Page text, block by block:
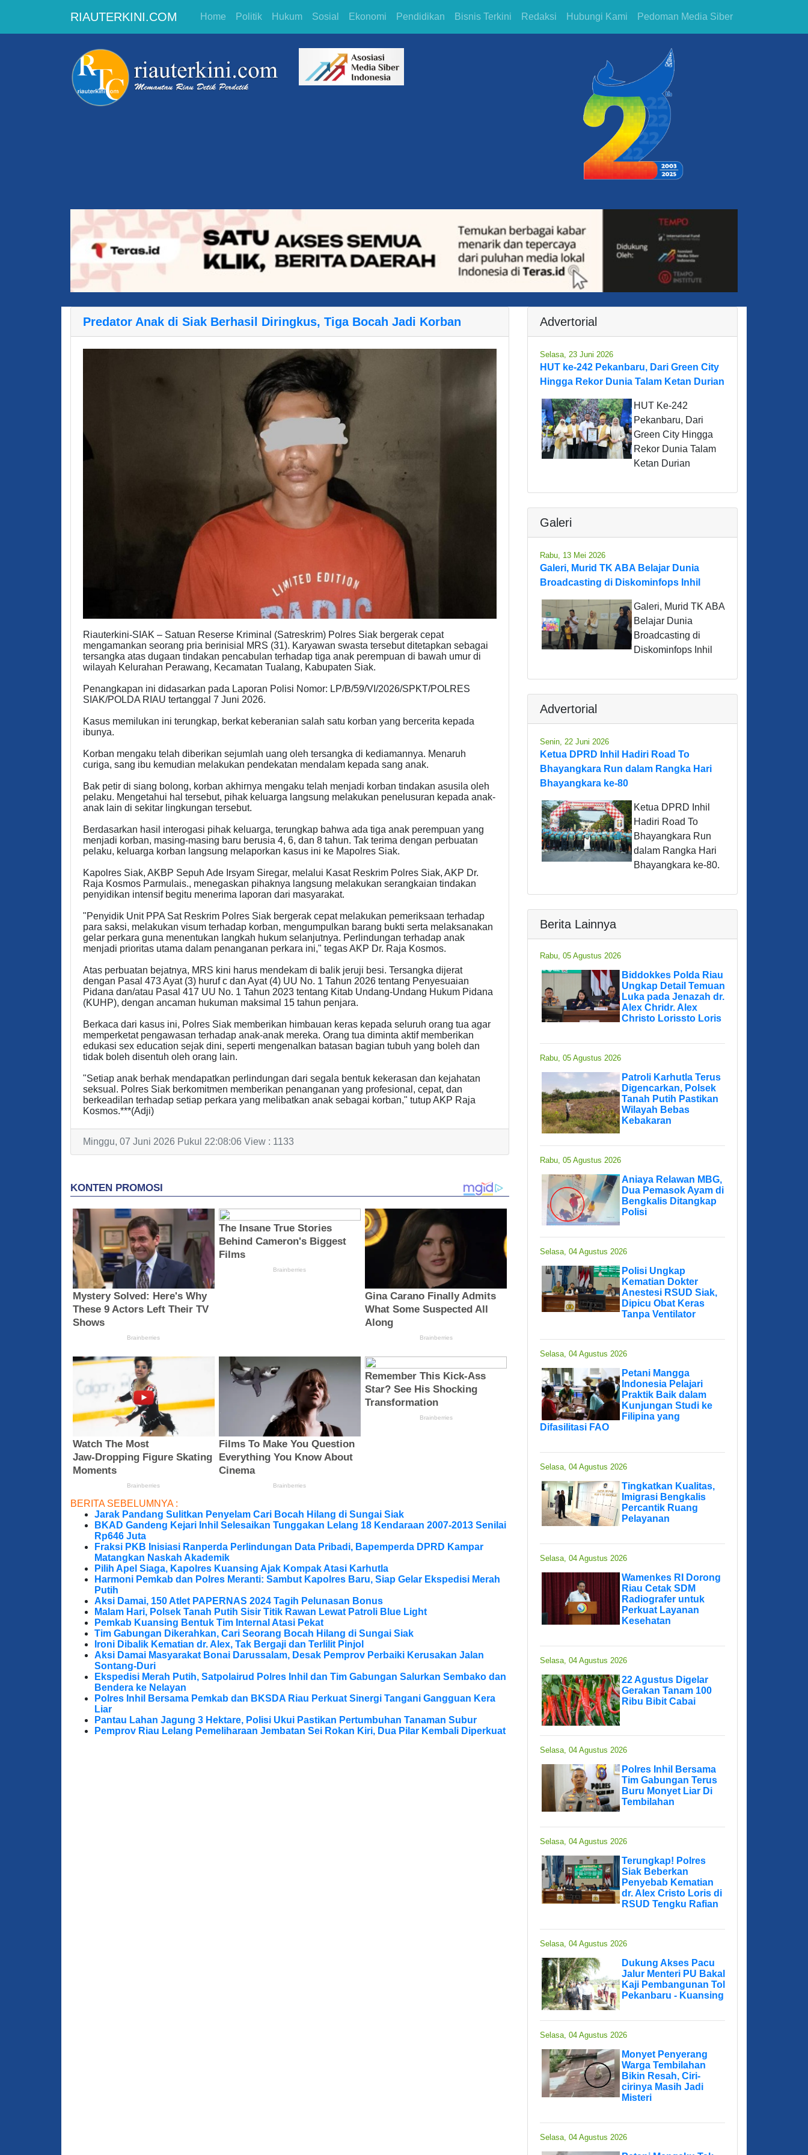
RIAUTERKINI.COM Home Politik Hukum Sosial Ekonomi Pendidikan Bisnis Terkini Redaksi Hubungi Kami Pedoman Media Siber
Predator Anak di Siak Berhasil Diringkus, Tiga Bocah Jadi Korban
Riauterkini-​SIAK – Satuan Reserse Kriminal (Satreskrim) Polres Siak bergerak cepat
mengamankan seorang pria berinisial MRS (31). Karyawan swasta tersebut ditetapkan sebagai
tersangka atas dugaan tindakan pencabulan terhadap tiga anak perempuan di bawah umur di
wilayah Kelurahan Perawang, Kecamatan Tualang, Kabupaten Siak.
​Penangkapan ini didasarkan pada Laporan Polisi Nomor: LP/B/59/VI/2026/SPKT/POLRES
SIAK/POLDA RIAU tertanggal 7 Juni 2026.
​Kasus memilukan ini terungkap, berkat keberanian salah satu korban yang bercerita kepada
ibunya.
Korban mengaku telah diberikan sejumlah uang oleh tersangka di kediamannya. Menaruh
curiga, sang ibu kemudian melakukan pendekatan mendalam kepada sang anak.
​Bak petir di siang bolong, korban akhirnya mengaku telah menjadi korban tindakan asusila oleh
pelaku. Mengetahui hal tersebut, pihak keluarga langsung melakukan penelusuran kepada anak-
anak lain di sekitar lingkungan tersebut.
Berdasarkan hasil interogasi pihak keluarga, terungkap bahwa ada tiga anak perempuan yang
menjadi korban, masing-masing baru berusia 4, 6, dan 8 tahun. Tak terima dengan perbuatan
pelaku, keluarga korban langsung melaporkan kasus ini ke Mapolres Siak.
​Kapolres Siak, AKBP Sepuh Ade Irsyam Siregar, melalui Kasat Reskrim Polres Siak, AKP Dr.
Raja Kosmos Parmulais., menegaskan pihaknya langsung melakukan serangkaian tindakan
penyidikan intensif begitu menerima laporan dari masyarakat.
​"Penyidik Unit PPA Sat Reskrim Polres Siak bergerak cepat melakukan pemeriksaan terhadap
para saksi, melakukan visum terhadap korban, mengumpulkan barang bukti serta melaksanakan
gelar perkara guna menentukan langkah hukum selanjutnya. Perlindungan terhadap anak
menjadi prioritas utama dalam penanganan perkara ini," tegas AKP Dr. Raja Kosmos.
​Atas perbuatan bejatnya, MRS kini harus mendekam di balik jeruji besi. Tersangka dijerat
dengan Pasal 473 Ayat (3) huruf c dan Ayat (4) UU No. 1 Tahun 2026 tentang Penyesuaian
Pidana dan/atau Pasal 417 UU No. 1 Tahun 2023 tentang Kitab Undang-Undang Hukum Pidana
(KUHP), dengan ancaman hukuman maksimal 15 tahun penjara.
​Berkaca dari kasus ini, Polres Siak memberikan himbauan keras kepada seluruh orang tua agar
memperketat pengawasan terhadap anak-anak mereka. Orang tua diminta aktif memberikan
edukasi sex education sejak dini, seperti mengenalkan batasan bagian tubuh yang boleh dan
tidak boleh disentuh oleh orang lain.
​"Setiap anak berhak mendapatkan perlindungan dari segala bentuk kekerasan dan kejahatan
seksual. Polres Siak berkomitmen memberikan penanganan yang profesional, cepat, dan
berkeadilan terhadap setiap perkara yang melibatkan anak sebagai korban," tutup AKP Raja
Kosmos.***(Adji)
Minggu, 07 Juni 2026 Pukul 22:08:06 View : 1133
BERITA SEBELUMNYA :
Jarak Pandang Sulitkan Penyelam Cari Bocah Hilang di Sungai Siak
BKAD Gandeng Kejari Inhil Selesaikan Tunggakan Lelang 18 Kendaraan 2007-2013 Senilai
Rp646 Juta
Fraksi PKB Inisiasi Ranperda Perlindungan Data Pribadi, Bapemperda DPRD Kampar
Matangkan Naskah Akademik
Pilih Apel Siaga, Kapolres Kuansing Ajak Kompak Atasi Karhutla
Harmoni Pemkab dan Polres Meranti: Sambut Kapolres Baru, Siap Gelar Ekspedisi Merah
Putih
Aksi Damai, 150 Atlet PAPERNAS 2024 Tagih Pelunasan Bonus
Malam Hari, Polsek Tanah Putih Sisir Titik Rawan Lewat Patroli Blue Light
Pemkab Kuansing Bentuk Tim Internal Atasi Pekat
Tim Gabungan Dikerahkan, Cari Seorang Bocah Hilang di Sungai Siak
Ironi Dibalik Kematian dr. Alex, Tak Bergaji dan Terlilit Pinjol
Aksi Damai Masyarakat Bonai Darussalam, Desak Pemprov Perbaiki Kerusakan Jalan
Sontang-Duri
Ekspedisi Merah Putih, Satpolairud Polres Inhil dan Tim Gabungan Salurkan Sembako dan
Bendera ke Nelayan
Polres Inhil Bersama Pemkab dan BKSDA Riau Perkuat Sinergi Tangani Gangguan Kera
Liar
Pantau Lahan Jagung 3 Hektare, Polisi Ukui Pastikan Pertumbuhan Tanaman Subur
Pemprov Riau Lelang Pemeliharaan Jembatan Sei Rokan Kiri, Dua Pilar Kembali Diperkuat
Advertorial
Selasa, 23 Juni 2026
HUT ke-242 Pekanbaru, Dari Green City
Hingga Rekor Dunia Talam Ketan Durian
HUT Ke-242
Pekanbaru, Dari
Green City Hingga
Rekor Dunia Talam
Ketan Durian
Galeri
Rabu, 13 Mei 2026
Galeri, Murid TK ABA Belajar Dunia
Broadcasting di Diskominfops Inhil
Galeri, Murid TK ABA
Belajar Dunia
Broadcasting di
Diskominfops Inhil
Advertorial
Senin, 22 Juni 2026
Ketua DPRD Inhil Hadiri Road To
Bhayangkara Run dalam Rangka Hari
Bhayangkara ke-80
Ketua DPRD Inhil
Hadiri Road To
Bhayangkara Run
dalam Rangka Hari
Bhayangkara ke-80.
Berita Lainnya
Rabu, 05 Agustus 2026
Biddokkes Polda Riau
Ungkap Detail Temuan
Luka pada Jenazah dr.
Alex Chridr. Alex
Christo Lorissto Loris
Rabu, 05 Agustus 2026
Patroli Karhutla Terus
Digencarkan, Polsek
Tanah Putih Pastikan
Wilayah Bebas
Kebakaran
Rabu, 05 Agustus 2026
Aniaya Relawan MBG,
Dua Pemasok Ayam di
Bengkalis Ditangkap
Polisi
Selasa, 04 Agustus 2026
Polisi Ungkap
Kematian Dokter
Anestesi RSUD Siak,
Dipicu Obat Keras
Tanpa Ventilator
Selasa, 04 Agustus 2026
Petani Mangga
Indonesia Pelajari
Praktik Baik dalam
Kunjungan Studi ke
Filipina yang
Difasilitasi FAO
Selasa, 04 Agustus 2026
Tingkatkan Kualitas,
Imigrasi Bengkalis
Percantik Ruang
Pelayanan
Selasa, 04 Agustus 2026
Wamenkes RI Dorong
Riau Cetak SDM
Radiografer untuk
Perkuat Layanan
Kesehatan
Selasa, 04 Agustus 2026
22 Agustus Digelar
Gerakan Tanam 100
Ribu Bibit Cabai
Selasa, 04 Agustus 2026
Polres Inhil Bersama
Tim Gabungan Terus
Buru Monyet Liar Di
Tembilahan
Selasa, 04 Agustus 2026
Terungkap! Polres
Siak Beberkan
Penyebab Kematian
dr. Alex Cristo Loris di
RSUD Tengku Rafian
Selasa, 04 Agustus 2026
Dukung Akses Pacu
Jalur Menteri PU Bakal
Kaji Pembangunan Tol
Pekanbaru - Kuansing
Selasa, 04 Agustus 2026
Monyet Penyerang
Warga Tembilahan
Bikin Resah, Ciri-
cirinya Masih Jadi
Misteri
Selasa, 04 Agustus 2026